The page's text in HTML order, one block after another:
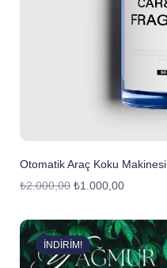
Otomatik Araç Koku Makinesi
₺2.000,00 ₺1.000,00
İNDIRIM!